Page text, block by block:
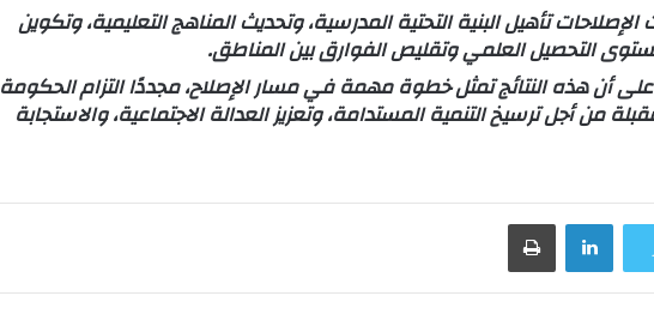
تأهيل البنية التحتية المدرسية، وتحديث المناهج التعليمية، وتكوين
التحصيل العلمي وتقليص الفوارق بين المناطق.
على أن هذه النتائج تمثل خطوة مهمة في مسار الإصلاح، مجددًا التزام الحكومة
من أجل ترسيخ التنمية المستدامة، وتعزيز العدالة الاجتماعية، والاستجابة
لينكدإن